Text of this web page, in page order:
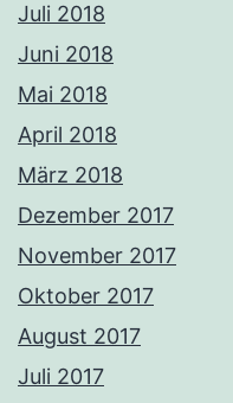
Juli 2018
Juni 2018
Mai 2018
April 2018
März 2018
Dezember 2017
November 2017
Oktober 2017
August 2017
Juli 2017